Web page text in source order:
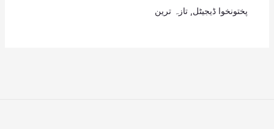
پختونخوا ڈیجیٹل تازہ ترین